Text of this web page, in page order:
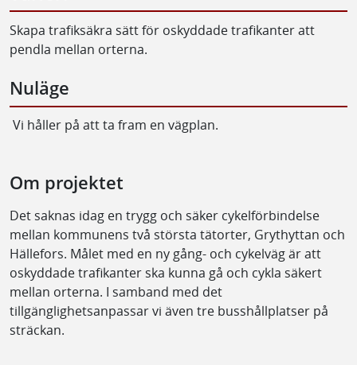
Skapa trafiksäkra sätt för oskyddade trafikanter att
pendla mellan orterna.
Nuläge
Vi håller på att ta fram en vägplan.
Om projektet
Det saknas idag en trygg och säker cykelförbindelse
mellan kommunens två största tätorter, Grythyttan och
Hällefors. Målet med en ny gång- och cykelväg är att
oskyddade trafikanter ska kunna gå och cykla säkert
mellan orterna. I samband med det
tillgänglighetsanpassar vi även tre busshållplatser på
sträckan.